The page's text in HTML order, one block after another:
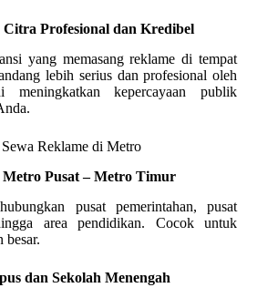
Citra Profesional dan Kredibel
yang memasang reklame di tempat
lebih serius dan profesional oleh
meningkatkan kepercayaan publik
Reklame di Metro
Metro Pusat – Metro Timur
pusat pemerintahan, pusat
area pendidikan. Cocok untuk
besar.
dan Sekolah Menengah